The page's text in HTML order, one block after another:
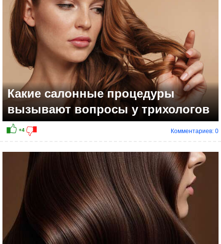
Какие салонные процедуры
вызывают вопросы у трихологов
Комментариев: 0